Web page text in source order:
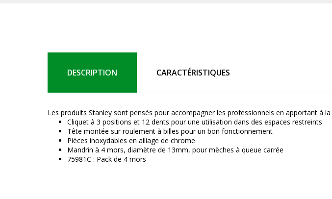
DESCRIPTION CARACTÉRISTIQUES
Les produits Stanley sont pensés pour accompagner les professionnels en apportant à
Cliquet à 3 positions et 12 dents pour une utilisation dans des espaces restreints
Tête montée sur roulement à billes pour un bon fonctionnement
Pièces inoxydables en alliage de chrome
Mandrin à 4 mors, diamètre de 13mm, pour mèches à queue carrée
75981C : Pack de 4 mors